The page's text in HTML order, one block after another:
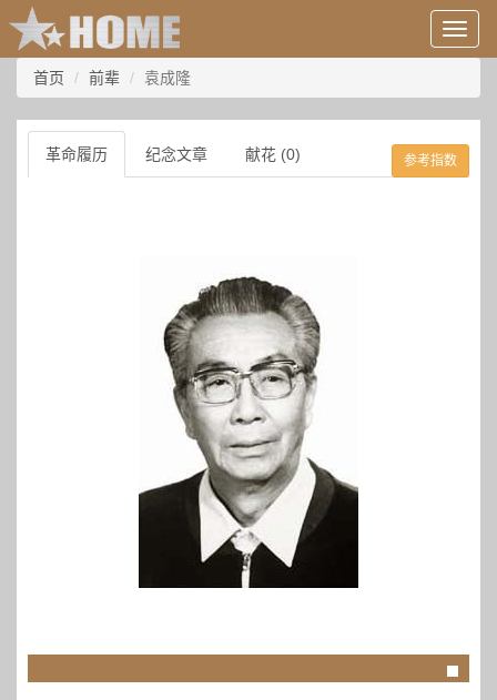
用
户
息/
登
录
等
首页 前辈 袁成隆
革命履历 纪念文章 献花 (0) 参考指数